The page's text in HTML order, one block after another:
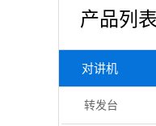
产品列表
对讲机
转发台